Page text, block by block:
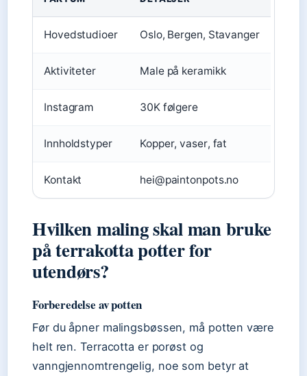
Hovedstudioer Oslo, Bergen, Stavanger
Aktiviteter Male på keramikk
Instagram 30K følgere
Innholdstyper Kopper, vaser, fat
Kontakt hei@paintonpots.no
Hvilken maling skal man bruke
på terrakotta potter for
utendørs?
Forberedelse av potten
Før du åpner malingsbøssen, må potten være
helt ren. Terracotta er porøst og
vanngjennomtrengelig, noe som betyr at